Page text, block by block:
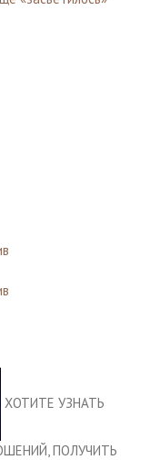
ХОТИТЕ УЗНАТЬ
ПОЛУЧИТЬ